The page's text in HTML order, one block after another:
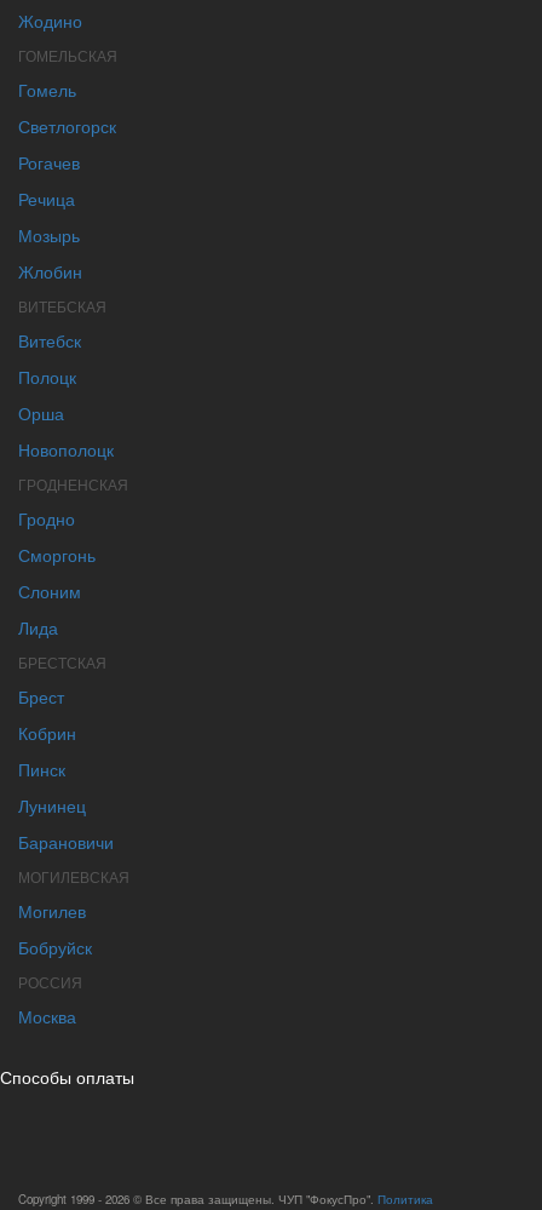
Жодино
ГОМЕЛЬСКАЯ
Гомель
Светлогорск
Рогачев
Речица
Мозырь
Жлобин
ВИТЕБСКАЯ
Витебск
Полоцк
Орша
Новополоцк
ГРОДНЕНСКАЯ
Гродно
Сморгонь
Слоним
Лида
БРЕСТСКАЯ
Брест
Кобрин
Пинск
Лунинец
Барановичи
МОГИЛЕВСКАЯ
Могилев
Бобруйск
РОССИЯ
Москва
Способы оплаты
Copyright 1999 - 2026 © Все права защищены. ЧУП "ФокусПро". Политика